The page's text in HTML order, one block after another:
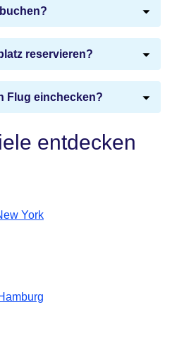
reservieren?
Flug einchecken?
entdecken
York